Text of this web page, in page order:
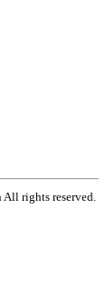
rights reserved.